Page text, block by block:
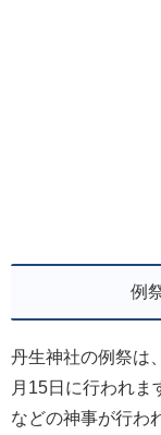
例
丹生神社の例祭は
月15日に行われま
などの神事が行わ